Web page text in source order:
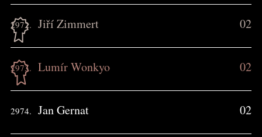
2972. Jiří Zimmert 02
2973. Lumír Wonkyo 02
2974. Jan Gernat 02